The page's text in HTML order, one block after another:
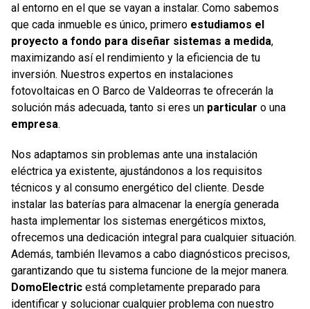
al entorno en el que se vayan a instalar. Como sabemos
que cada inmueble es único, primero estudiamos el
proyecto a fondo para diseñar sistemas a medida,
maximizando así el rendimiento y la eficiencia de tu
inversión. Nuestros expertos en instalaciones
fotovoltaicas en O Barco de Valdeorras te ofrecerán la
solución más adecuada, tanto si eres un particular o una
empresa.
Nos adaptamos sin problemas ante una instalación
eléctrica ya existente, ajustándonos a los requisitos
técnicos y al consumo energético del cliente. Desde
instalar las baterías para almacenar la energía generada
hasta implementar los sistemas energéticos mixtos,
ofrecemos una dedicación integral para cualquier situación.
Además, también llevamos a cabo diagnósticos precisos,
garantizando que tu sistema funcione de la mejor manera.
DomoElectric está completamente preparado para
identificar y solucionar cualquier problema con nuestro